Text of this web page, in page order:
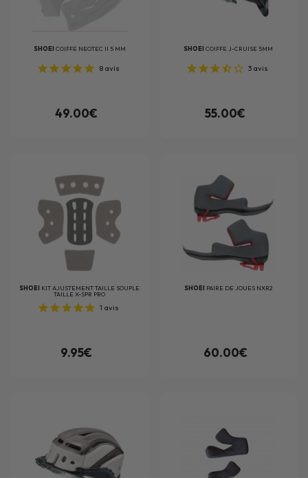
SHOEI COIFFE NEOTEC II 5 MM
8avis
49.00€
SHOEICOIFFE J-CRUISE 5MM
3avis
55.00€
SHOEI KIT AJUSTEMENT TAILLE SOUPLE
TAILLE X-SPR PRO
1 avis
9.95€
SHOEI PAIRE DE JOUES NXR2
60.00€